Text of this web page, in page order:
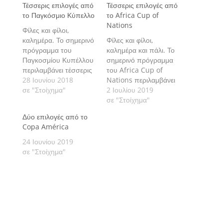
Τέσσερις επιλογές από
το Παγκόσμιο Κύπελλο
Φίλες και φίλοι,
καλημέρα. Το σημερινό
πρόγραμμα του
Παγκοσμίου Κυπέλλου
περιλαμβάνει τέσσερις
αγώνες με τους
οποίους
των ομίλων. Πάμε να
δούμε τις εκτιμήσεις
μας αναλυτικά.
28 Ιουνίου 2018
σε "Στοίχημα"
Τέσσερις επιλογές από
το Africa Cup of
Nations
Φίλες και φίλοι,
καλημέρα και πάλι. Το
σημερινό πρόγραμμα
του Africa Cup of
Nations περιλαμβάνει
τέσσερις αγώνες με
τους οποίους
2 Ιουλίου 2019
σε "Στοίχημα"
Δύο επιλογές από το
Copa América
24 Ιουνίου 2019
σε "Στοίχημα"